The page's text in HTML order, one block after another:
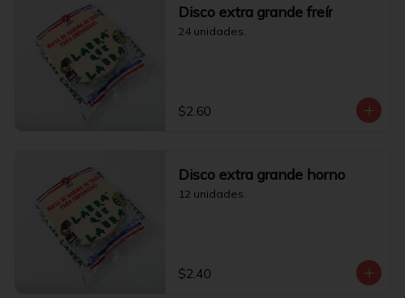
Disco extra grande freír
24 unidades.
$2.60
Disco extra grande horno
12 unidades.
$2.40